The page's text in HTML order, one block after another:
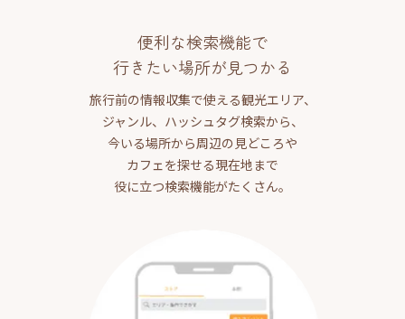
便利な検索機能で
行きたい場所が見つかる
旅行前の情報収集で使える観光エリア、
ジャンル、ハッシュタグ検索から、
今いる場所から周辺の見どころや
カフェを探せる現在地まで
役に立つ検索機能がたくさん。